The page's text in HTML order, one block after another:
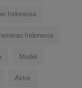
Indonesia
Indonesia
Model
Aktor